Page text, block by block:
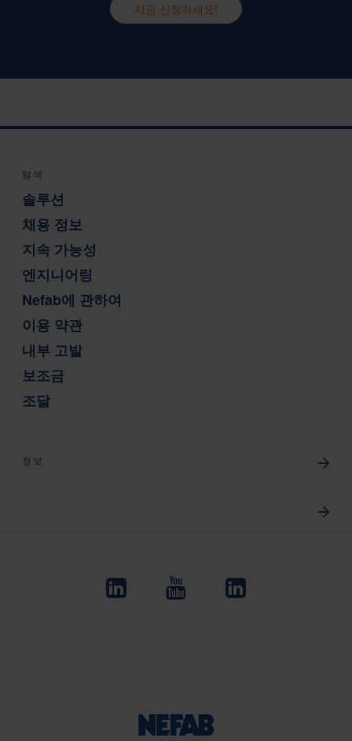
지금 신청하세요!
탐색
솔루션
채용 정보
지속 가능성
엔지니어링
Nefab에 관하여
이용 약관
내부 고발
보조금
조달
정보